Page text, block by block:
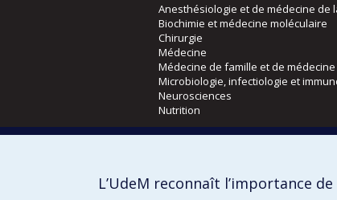
Anesthésiologie et de médecine de
Biochimie et médecine moléculaire
Chirurgie
Médecine
Médecine de famille et de médecine
Microbiologie, infectiologie et
Neurosciences
Nutrition
Orthophonie et audiologie
L’UdeM reconnaît l’importance